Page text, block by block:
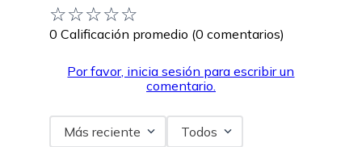
☆☆☆☆☆
0 Calificación promedio (0 comentarios)
Por favor, inicia sesión para escribir un
comentario.
Más reciente Todos